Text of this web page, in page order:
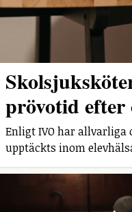
prövotid
Enligt IVO har
upptäckts inom